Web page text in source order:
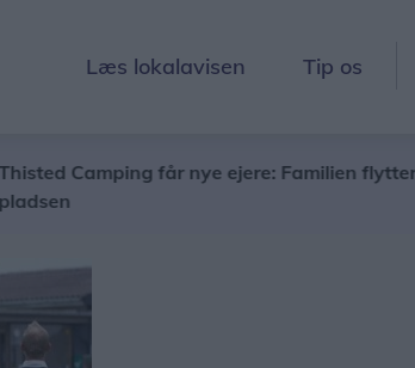
Læs lokalavisen Tip os
Camping får nye ejere: Familien flytter ind på